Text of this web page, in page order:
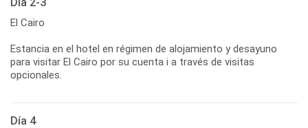
El Cairo
Estancia en el hotel en régimen de alojamiento y desayuno
para visitar El Cairo por su cuenta i a través de visitas
opcionales.
Día 4